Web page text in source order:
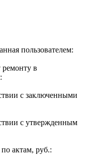
пользователем:
ремонту в
с заключенными
с утвержденным
актам, руб.: